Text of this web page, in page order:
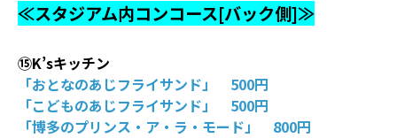
≪スタジアム内コンコース[バック側]≫
⑮K’sキッチン
「おとなのあじフライサンド」 500円
「こどものあじフライサンド」 500円
「博多のプリンス・ア・ラ・モード」 800円